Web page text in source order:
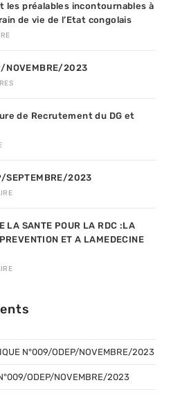
les préalables incontournables à
de vie de l’Etat congolais
NOVEMBRE/2023
de Recrutement du DG et
SEPTEMBRE/2023
LA SANTE POUR LA RDC :LA
ET A LAMEDECINE
N°009/ODEP/NOVEMBRE/2023
ODEP/NOVEMBRE/2023